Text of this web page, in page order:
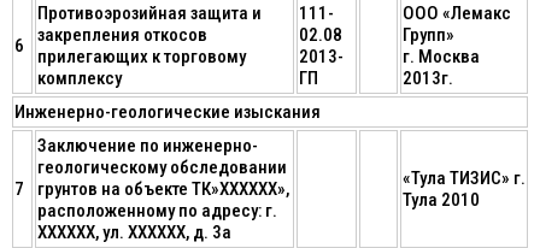
6
Противоэрозийная защита и
закрепления откосов
прилегающих к торговому
комплексу
111-
02.08
2013-
ГП
ООО «Лемакс
Групп»
г. Москва
2013г.
Инженерно-геологические изыскания
7
Заключение по инженерно-
геологическому обследовании
грунтов на объекте ТК»ХХХХХХ»,
расположенному по адресу: г.
ХХХХХХ, ул. ХХХХХХ, д. 3а
«Тула ТИЗИС» г.
Тула 2010